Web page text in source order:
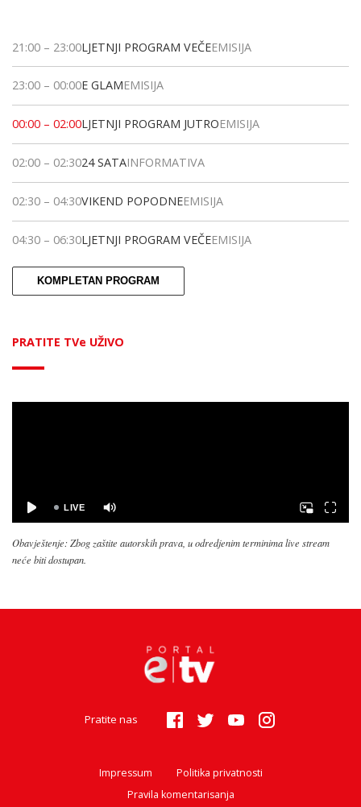
21:00 – 23:00LJETNJI PROGRAM VEČEEMISIJA
23:00 – 00:00E GLAMEMISIJA
00:00 – 02:00LJETNJI PROGRAM JUTROEMISIJA
02:00 – 02:3024 SATAINFORMATIVA
02:30 – 04:30VIKEND POPODNEEMISIJA
04:30 – 06:30LJETNJI PROGRAM VEČEEMISIJA
KOMPLETAN PROGRAM
PRATITE TVe UŽIVO
Obavještenje: Zbog zaštite autorskih prava, u odredjenim terminima live stream
neće biti dostupan.
Pratite nas
Impressum
Politika privatnosti
Pravila komentarisanja